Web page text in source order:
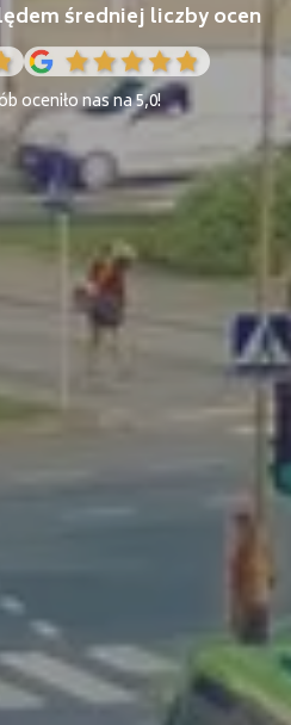
średniej liczby ocen
oceniło nas na 5,0!